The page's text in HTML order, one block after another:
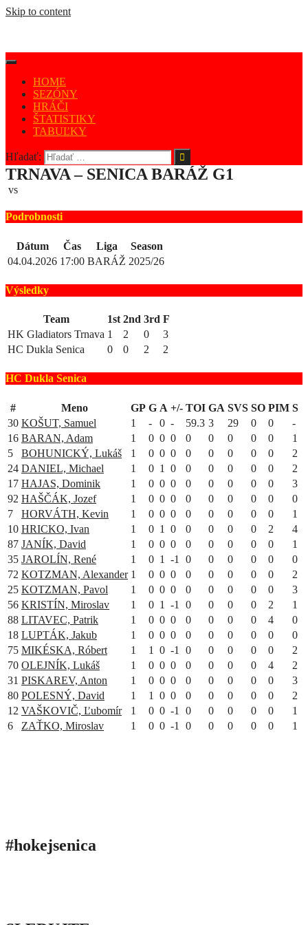
Skip to content
HOME
SEZÓNY
HRÁČI
ŠTATISTIKY
TABUĽKY
Hľadať:
TRNAVA – SENICA BARÁŽ G1
vs
Podrobnosti
Dátum Čas Liga
Season
04.04.2026 17:00 BARÁŽ 2025/26
Výsledky
Team 1st 2nd 3rd F
HK Gladiators Trnava 1 2 0
3
HC Dukla Senica
0 0 2 2
HC Dukla Senica
# Meno GP G A +/- TOI GA SVS SO PIM S
30 KOŠUT, Samuel 1 - 0 - 59.3 3 29 0 0
-
16 BARAN, Adam 1 0 0 0 0 0 0 0 0
1
5
BOHUNICKÝ, Lukáš 1 0 0 0 0 0 0 0 0
2
24 DANIEL, Michael 1 0 1 0 0 0 0 0 0
2
17 HAJAS, Dominik 1 0 0 0 0 0 0 0 0
3
92 HAŠČÁK, Jozef 1 0 0 0 0 0 0 0 0
0
7
HORVÁTH, Kevin 1 0 0 0 0 0 0 0 0
1
10 HRICKO, Ivan 1 0 1 0 0 0 0 0 2
4
87 JANÍK, David 1 0 0 0 0 0 0 0 0
1
35 JAROLÍN, René 1 0 1 -1 0 0 0 0 0
0
72 KOTZMAN, Alexander 1 0 0 0 0 0 0 0 0
2
25 KOTZMAN, Pavol 1 0 0 0 0 0 0 0 0
3
56 KRISTÍN, Miroslav 1 0 1 -1 0 0 0 0 2
1
88 LITAVEC, Patrik 1 0 0 0 0 0 0 0 4
0
18 LUPTÁK, Jakub 1 0 0 0 0 0 0 0 0
0
75 MIKÉSKA, Róbert 1 1 0 -1 0 0 0 0 0
2
70 OLEJNÍK, Lukáš 1 0 0 0 0 0 0 0 4
2
31 PISKAREV, Anton 1 0 0 0 0 0 0 0 0
3
80 POLESNÝ, David 1 1 0 0 0 0 0 0 0
2
12 VAŠKOVIČ, Ľubomír 1 0 0 -1 0 0 0 0 0
1
6
ZAŤKO, Miroslav 1 0 0 -1 0 0 0 0 0 1
#hokejsenica